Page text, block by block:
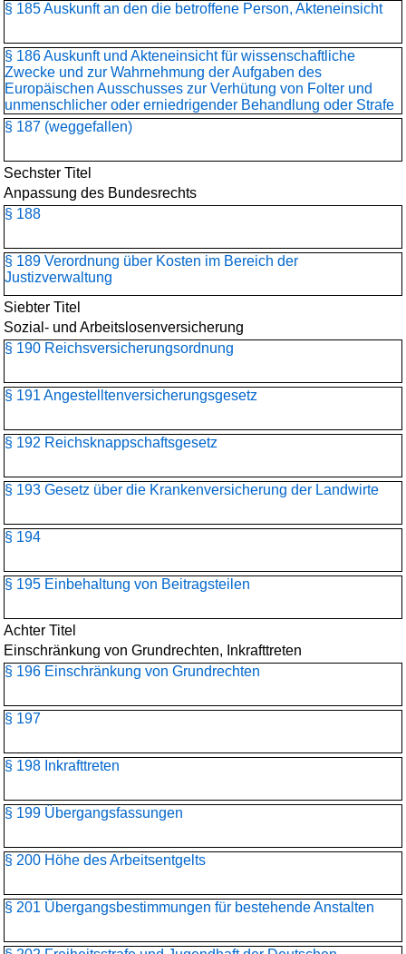
§ 185 Auskunft an den die betroffene Person, Akteneinsicht
§ 186 Auskunft und Akteneinsicht für wissenschaftliche
Zwecke und zur Wahrnehmung der Aufgaben des
Europäischen Ausschusses zur Verhütung von Folter und
unmenschlicher oder erniedrigender Behandlung oder Strafe
§ 187 (weggefallen)
Sechster Titel
Anpassung des Bundesrechts
§ 188
§ 189 Verordnung über Kosten im Bereich der
Justizverwaltung
Siebter Titel
Sozial- und Arbeitslosenversicherung
§ 190 Reichsversicherungsordnung
§ 191 Angestelltenversicherungs­gesetz
§ 192 Reichsknappschaftsgesetz
§ 193 Gesetz über die Krankenversicherung der Landwirte
§ 194
§ 195 Einbehaltung von Beitragsteilen
Achter Titel
Einschränkung von Grundrechten, Inkrafttreten
§ 196 Einschränkung von Grundrechten
§ 197
§ 198 Inkrafttreten
§ 199 Übergangsfassungen
§ 200 Höhe des Arbeitsentgelts
§ 201 Übergangsbestimmungen für bestehende Anstalten